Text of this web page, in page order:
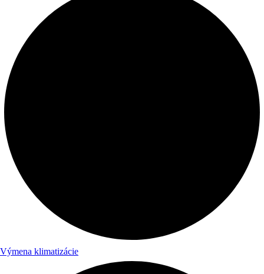
Výmena klimatizácie